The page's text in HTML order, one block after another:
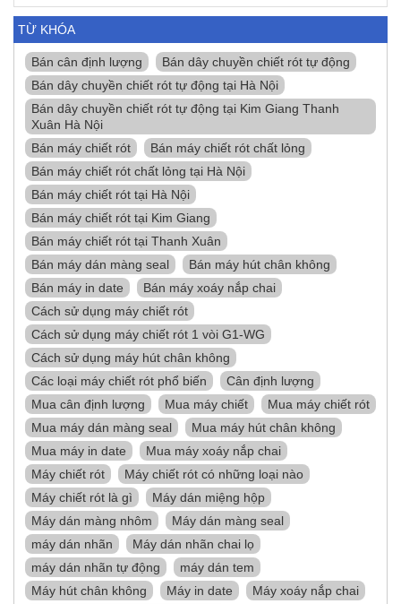
TỪ KHÓA
Bán cân định lượng
Bán dây chuyền chiết rót tự động
Bán dây chuyền chiết rót tự động tại Hà Nội
Bán dây chuyền chiết rót tự động tại Kim Giang Thanh
Xuân Hà Nội
Bán máy chiết rót
Bán máy chiết rót chất lỏng
Bán máy chiết rót chất lỏng tại Hà Nội
Bán máy chiết rót tại Hà Nội
Bán máy chiết rót tại Kim Giang
Bán máy chiết rót tại Thanh Xuân
Bán máy dán màng seal
Bán máy hút chân không
Bán máy in date
Bán máy xoáy nắp chai
Cách sử dụng máy chiết rót
Cách sử dụng máy chiết rót 1 vòi G1-WG
Cách sử dụng máy hút chân không
Các loại máy chiết rót phổ biến
Cân định lượng
Mua cân định lượng
Mua máy chiết
Mua máy chiết rót
Mua máy dán màng seal
Mua máy hút chân không
Mua máy in date
Mua máy xoáy nắp chai
Máy chiết rót
Máy chiết rót có những loại nào
Máy chiết rót là gì
Máy dán miệng hộp
Máy dán màng nhôm
Máy dán màng seal
máy dán nhãn
Máy dán nhãn chai lọ
máy dán nhãn tự động
máy dán tem
Máy hút chân không
Máy in date
Máy xoáy nắp chai